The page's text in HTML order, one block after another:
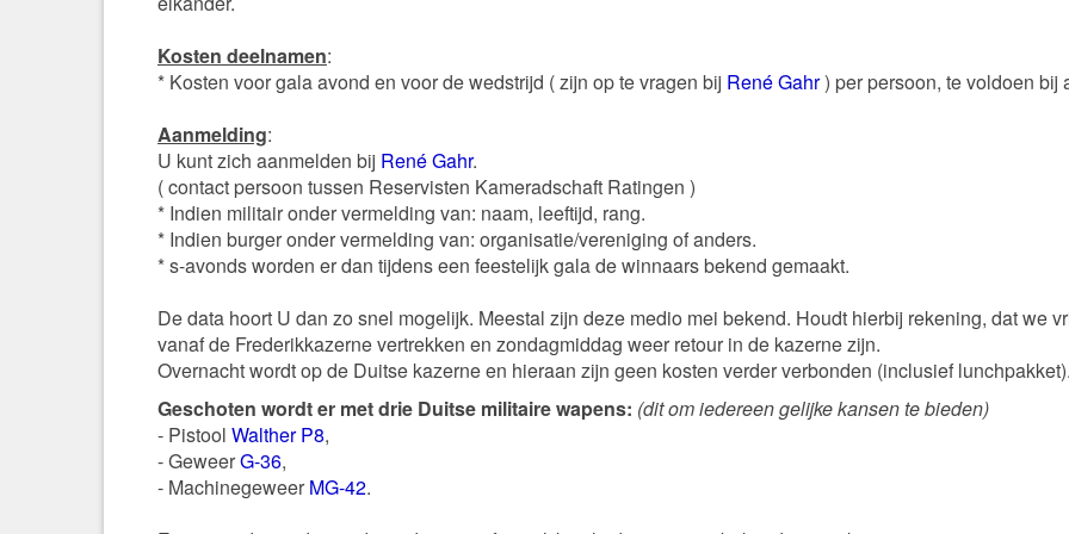
Kosten deelnamen:
* Kosten voor gala avond en voor de wedstrijd ( zijn op te vragen bij René Gahr) per persoon, te voldoen bij
Aanmelding:
U kunt zich aanmelden bij René Gahr.
( contact persoon tussen Reservisten Kameradschaft Ratingen )
* Indien militair onder vermelding van: naam, leeftijd, rang.
* Indien burger onder vermelding van: organisatie/vereniging of anders.
* s-avonds worden er dan tijdens een feestelijk gala de winnaars bekend gemaakt.
De data hoort U dan zo snel mogelijk. Meestal zijn deze medio mei bekend. Houdt hierbij rekening, dat we
vanaf de Frederikkazerne vertrekken en zondagmiddag weer retour in de kazerne zijn.
Overnacht wordt op de Duitse kazerne en hieraan zijn geen kosten verder verbonden (inclusief lunchpakket).
Geschoten wordt er met drie Duitse militaire wapens: (dit om iedereen gelijke kansen te bieden)
- Pistool Walther P8,
- GeweerG-36,
- Machinegeweer MG-42.